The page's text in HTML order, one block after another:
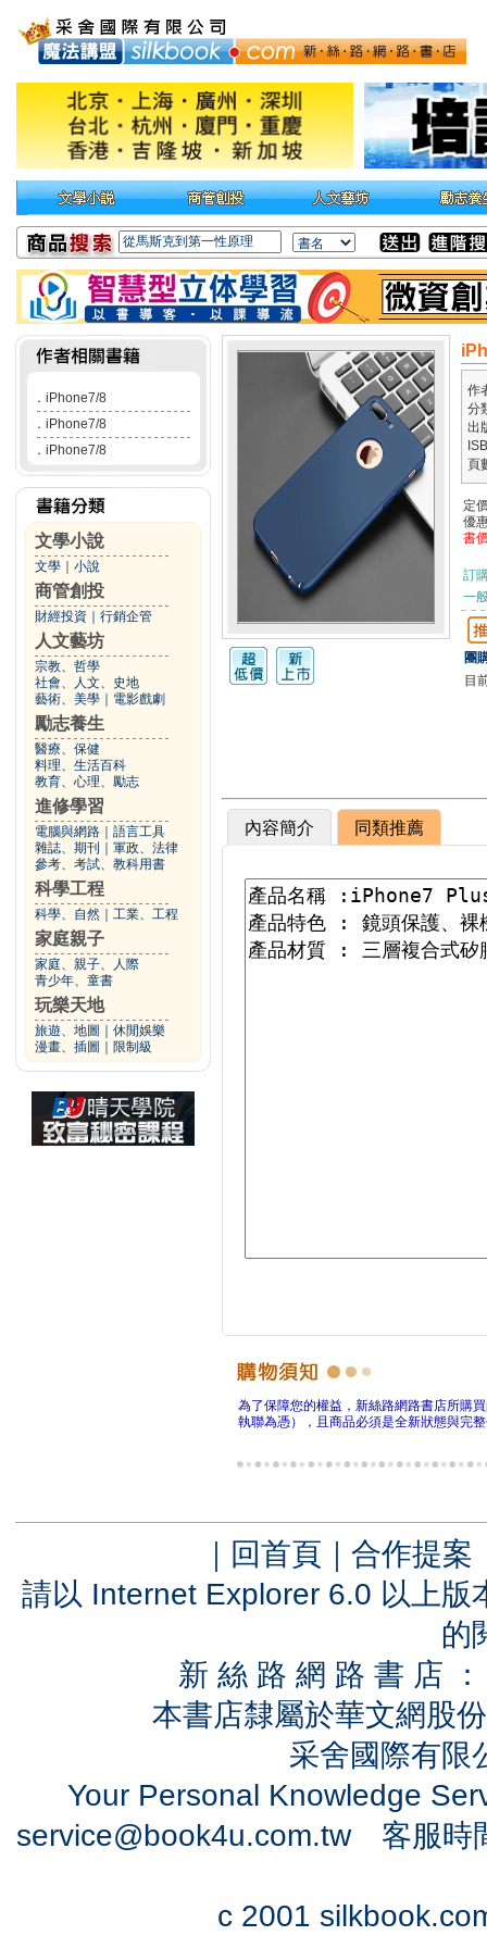
． iPhone7/8
． iPhone7/8
． iPhone7/8
文學小說
文學 小說
商管創投
財經投資 行銷企管
人文藝坊
宗教、哲學
社會、人文、史地
藝術、美學
電影戲劇
勵志養生
醫療、保健
料理、生活百科
教育、心理、勵志
進修學習
電腦與網路
語言工具
雜誌、期刊
軍政、法律
參考、考試、教科用書
科學工程
科學、自然 工業、工程
家庭親子
家庭、親子、人際
青少年、童書
玩樂天地
旅遊、地圖
休閒娛樂
漫畫、插圖
限制級
作
分
出
頁
定
優
書
訂
一
團
目
內容簡介 同類推薦
為了保障您的權益，新絲路網路書店所購
執聯為憑），且商品必須是全新狀態與完
｜ 回首頁 ｜ 合作提案
請以 Internet Explorer 6.0 以上
的
新 絲 路 網 路 書 店
本書店隸屬於華文網股
采舍國際有
Your Personal Knowledge
service@book4u.com.tw客服時
c 2001